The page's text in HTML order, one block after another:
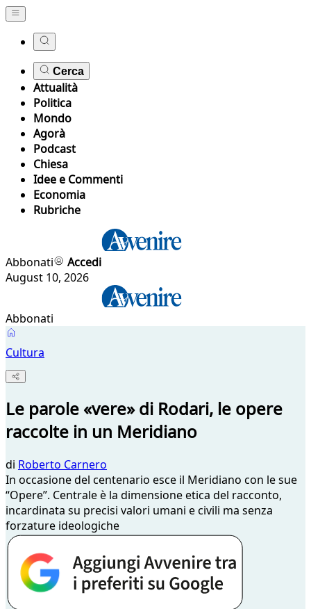
Cerca
Attualità
Politica
Mondo
Agorà
Podcast
Chiesa
Idee e Commenti
Economia
Rubriche
Abbonati
Accedi
August 10, 2026
Abbonati
Cultura
Le parole «vere» di Rodari, le opere
raccolte in un Meridiano
di Roberto Carnero
In occasione del centenario esce il Meridiano con le sue
“Opere”. Centrale è la dimensione etica del racconto,
incardinata su precisi valori umani e civili ma senza
forzature ideologiche